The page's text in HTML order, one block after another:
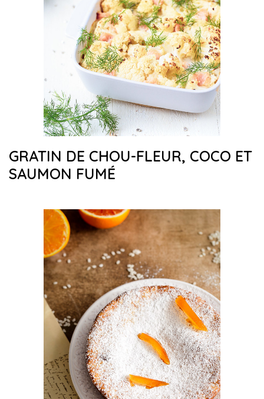
GRATIN DE CHOU-FLEUR, COCO ET
SAUMON FUMÉ